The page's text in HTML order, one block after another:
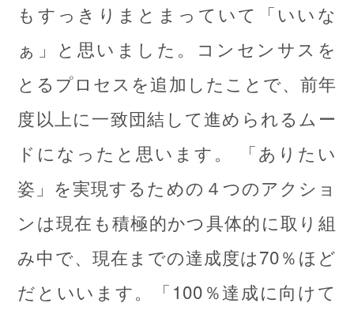
もすっきりまとまっていて「いいな
ぁ」と思いました。コンセンサスを
とるプロセスを追加したことで、前年
度以上に一致団結して進められるムー
ドになったと思います。 「ありたい
姿」を実現するための４つのアクショ
ンは現在も積極的かつ具体的に取り組
み中で、現在までの達成度は70％ほど
だといいます。「100％達成に向けて